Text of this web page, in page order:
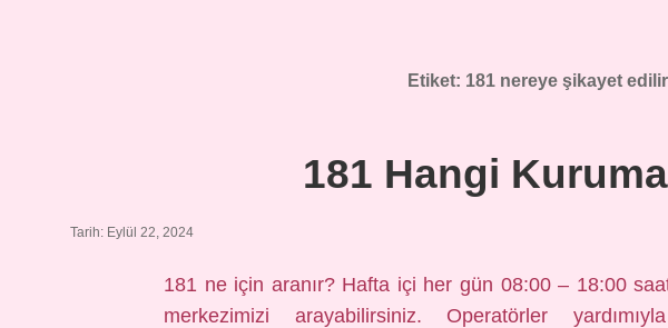
Etiket: 181 nereye şikayet edilir
181 Hangi
Tarih: Eylül 22, 2024
181 ne için aranır? Hafta içi her gün 08:00 – 18:00
merkezimizi arayabilirsiniz. Operatörler